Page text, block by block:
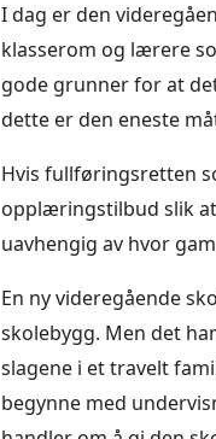
I dag er den
klasserom og lærere
gode grunner for at
dette er den eneste
Hvis fullføringsretten
opplæringstilbud slik
uavhengig av hvor
En ny videregående
skolebygg. Men det
slagene i et travelt
begynne med